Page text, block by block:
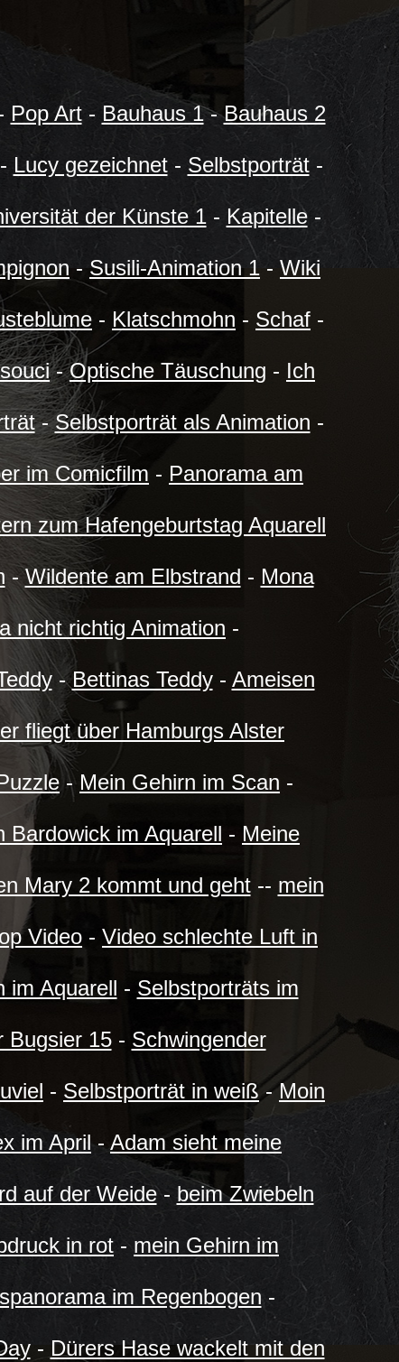
Pop Art- Bauhaus 1-Bauhaus 2
Lucy gezeichnet- Selbstporträt-
der Künste 1- Kapitelle-
-Susili-Animation 1 - Wiki
- Klatschmohn - Schaf -
-Optische Täuschung - Ich
-Selbstporträt als Animation -
im Comicfilm - Panorama am
zum Hafengeburtstag Aquarell
-Wildente am Elbstrand - Mona
nicht richtig Animation -
-Bettinas Teddy- Ameisen
fliegt über Hamburgs Alster
- Mein Gehirn im Scan -
Bardowick im Aquarell - Meine
Mary 2 kommt und geht-- mein
Video - Video schlechte Luft in
im Aquarell - Selbstporträts im
Bugsier 15- Schwingender
- Selbstporträt in weiß-Moin
im April-Adam sieht meine
auf der Weide- beim Zwiebeln
in rot - mein Gehirn im
im Regenbogen-
- Dürers Hase wackelt mit den